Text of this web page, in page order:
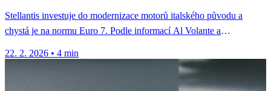
Stellantis investuje do modernizace motorů italského původu a
chystá je na normu Euro 7. Podle informací Al Volante a
22. 2. 2026 • 4 min